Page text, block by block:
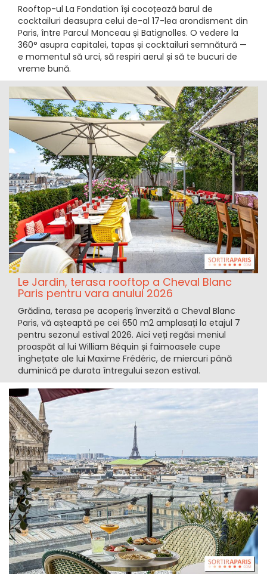
Rooftop-ul La Fondation își cocoțează barul de
cocktailuri deasupra celui de-al 17-lea arondisment din
Paris, între Parcul Monceau și Batignolles. O vedere la
360° asupra capitalei, tapas și cocktailuri semnătură —
e momentul să urci, să respiri aerul și să te bucuri de
vreme bună.
Le Jardin, terasa rooftop a Cheval Blanc
Paris pentru vara anului 2026
Grădina, terasa pe acoperiș înverzită a Cheval Blanc
Paris, vă așteaptă pe cei 650 m2 amplasați la etajul 7
pentru sezonul estival 2026. Aici veți regăsi meniul
proaspăt al lui William Béquin și faimoasele cupe
înghețate ale lui Maxime Frédéric, de miercuri până
duminică pe durata întregului sezon estival.